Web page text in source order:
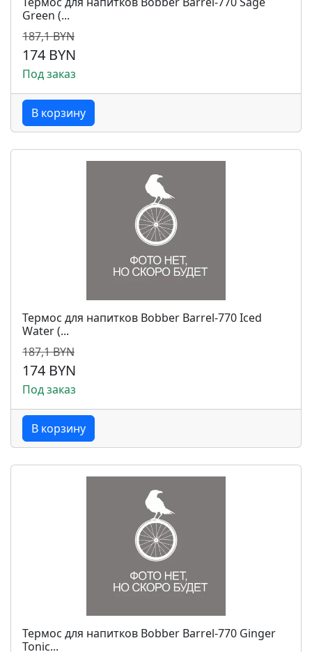
Green (...
187,1 BYN
174 BYN
Под заказ
В корзину
Термос для напитков Bobber Barrel-770 Iced
Water (...
187,1 BYN
174 BYN
Под заказ
В корзину
Термос для напитков Bobber Barrel-770 Ginger
Tonic...